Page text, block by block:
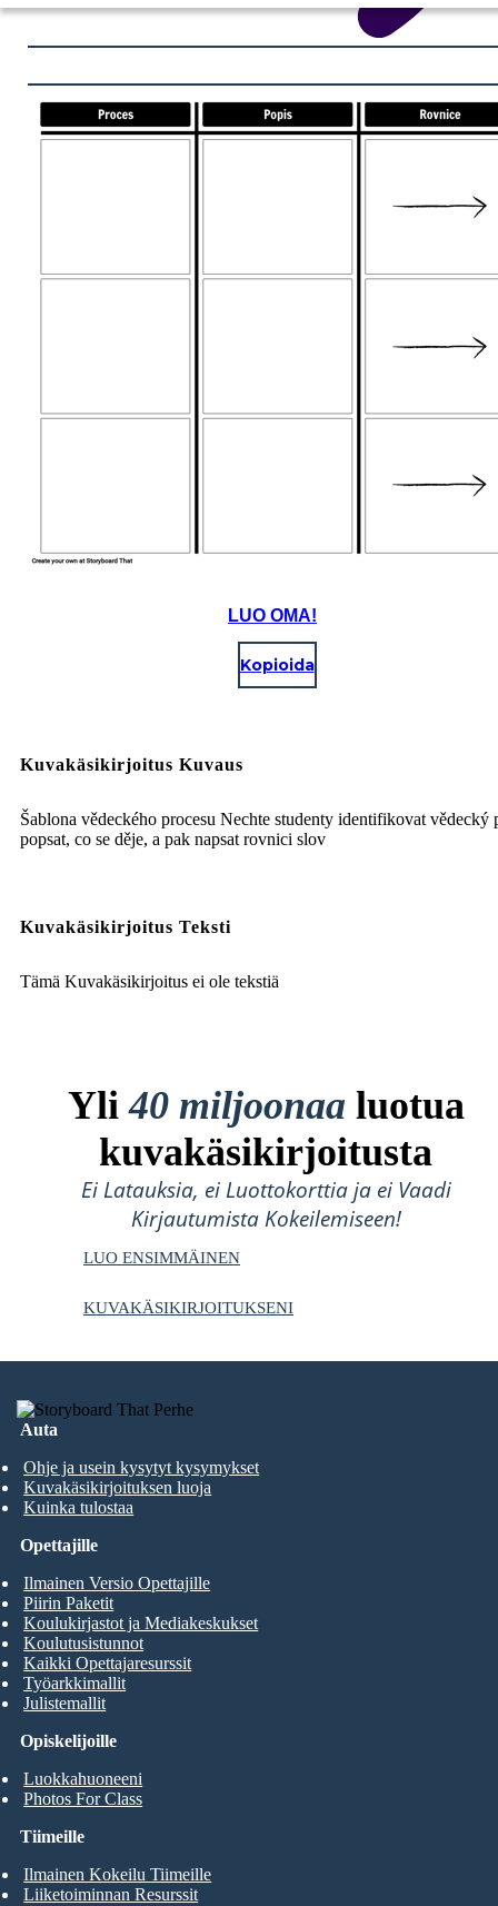
LUO OMA!
Kopioida
Kuvakäsikirjoitus Kuvaus
Šablona vědeckého procesu Nechte studenty identifikovat vědecký
popsat, co se děje, a pak napsat rovnici slov
Kuvakäsikirjoitus Teksti
Tämä Kuvakäsikirjoitus ei ole tekstiä
Yli40 miljoonaa luotua
kuvakäsikirjoitusta
Ei Latauksia, ei Luottokorttia ja ei Vaadi
Kirjautumista Kokeilemiseen!
LUO ENSIMMÄINEN
KUVAKÄSIKIRJOITUKSENI
Auta
Ohje ja usein kysytyt kysymykset
Kuvakäsikirjoituksen luoja
Kuinka tulostaa
Opiskelijoille
Luokkahuoneeni
Photos For Class
Opettajille
Ilmainen Versio Opettajille
Piirin Paketit
Koulukirjastot ja Mediakeskukset
Koulutusistunnot
Kaikki Opettajaresurssit
Työarkkimallit
Julistemallit
Tiimeille
Ilmainen Kokeilu Tiimeille
Liiketoiminnan Resurssit